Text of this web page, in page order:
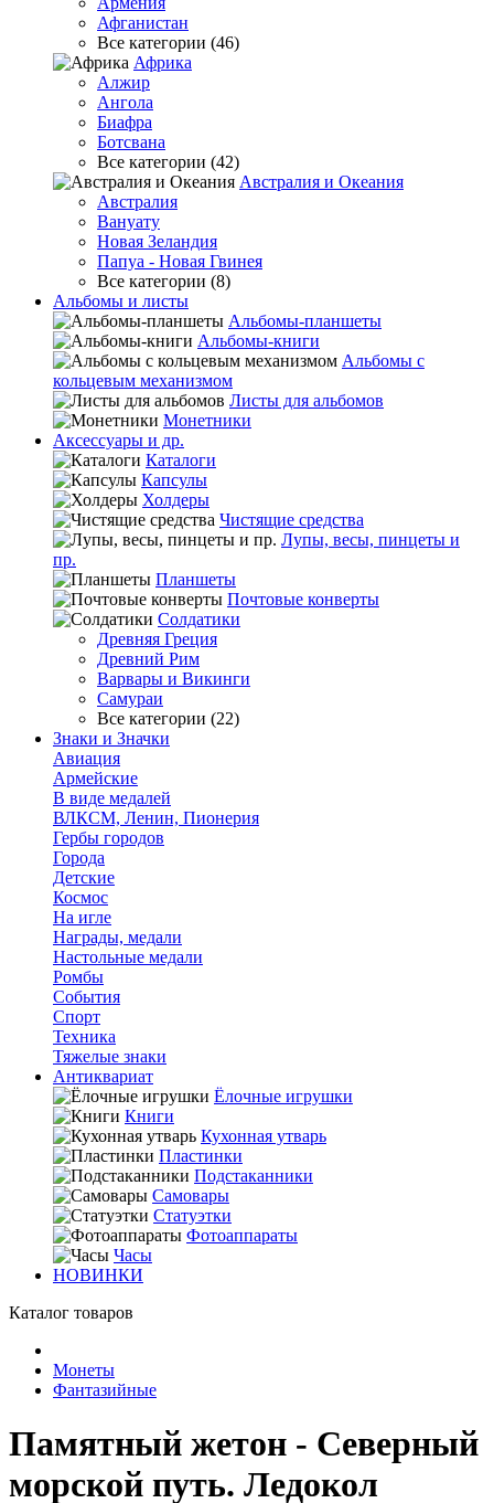
Афганистан
Все категории (46)
Африка
Алжир
Ангола
Биафра
Ботсвана
Все категории (42)
Австралия и Океания
Австралия
Вануату
Новая Зеландия
Папуа - Новая Гвинея
Все категории (8)
Альбомы и листы
Альбомы-планшеты
Альбомы-книги
Альбомы с
кольцевым механизмом
Листы для альбомов
Монетники
Аксессуары и др.
Каталоги
Капсулы
Холдеры
Чистящие средства
Лупы, весы, пинцеты и
пр.
Планшеты
Почтовые конверты
Солдатики
Древняя Греция
Древний Рим
Варвары и Викинги
Самураи
Все категории (22)
Знаки и Значки
Авиация
Армейские
В виде медалей
ВЛКСМ, Ленин, Пионерия
Гербы городов
Города
Детские
Космос
На игле
Награды, медали
Настольные медали
Ромбы
События
Спорт
Техника
Тяжелые знаки
Антиквариат
Ёлочные игрушки
Книги
Кухонная утварь
Пластинки
Подстаканники
Самовары
Статуэтки
Фотоаппараты
Часы
НОВИНКИ
Каталог товаров
Монеты
Фантазийные
Памятный жетон - Северный
морской путь. Ледокол